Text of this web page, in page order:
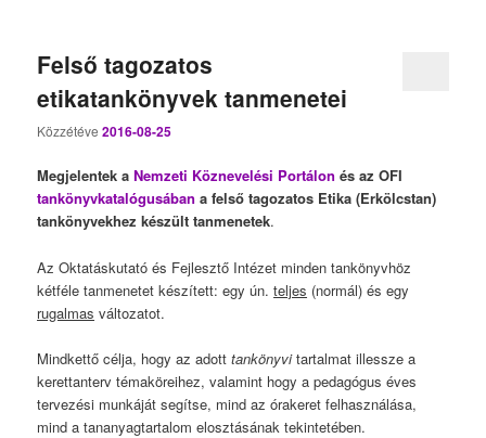
Felső tagozatos
etikatankönyvek tanmenetei
Közzétéve2016-08-25
Megjelentek a Nemzeti Köznevelési Portálon és az OFI
tankönyvkatalógusában a felső tagozatos Etika (Erkölcstan)
tankönyvekhez készült tanmenetek.
Az Oktatáskutató és Fejlesztő Intézet minden tankönyvhöz
kétféle tanmenetet készített: egy ún.teljes (normál) és egy
rugalmas változatot.
Mindkettő célja, hogy az adotttankönyvitartalmat illessze a
kerettanterv témaköreihez, valamint hogy a pedagógus éves
tervezési munkáját segítse, mind az órakeret felhasználása,
mind a tananyagtartalom elosztásának tekintetében.